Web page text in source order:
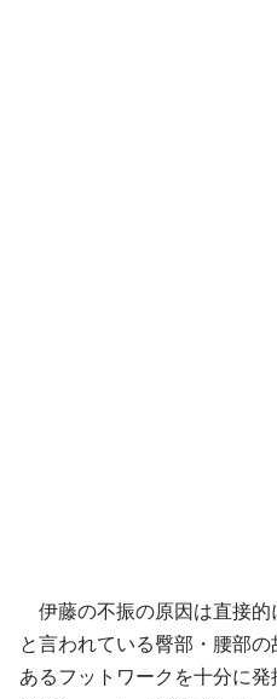
伊藤の不振の原因は直接的
と言われている臀部・腰部
あるフットワークを十分に